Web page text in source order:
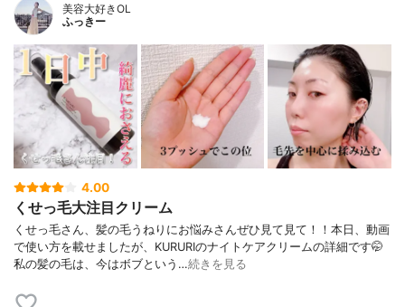
美容大好きOL
ふっきー
4.00
くせっ毛大注目クリーム
くせっ毛さん、髪の毛うねりにお悩みさんぜひ見て見て！！本日、動画
で使い方を載せましたが、KURURIのナイトケアクリームの詳細です🤭
私の髪の毛は、今はボブという…続きを見る